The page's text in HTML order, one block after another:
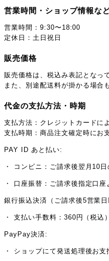
営業時間・ショップ情報な
営業時間：9:30〜18:00
定休日：土日祝日
販売価格
販売価格は、税込み表記となっ
また、別途配送料が掛かる場合
代金の支払方法・時期
支払方法：クレジットカードに
支払時期：商品注文確定時にお
PAY ID あと払い:
・ コンビニ：ご請求後翌月10
・ 口座振替：ご請求後指定口
銀行振込決済（ご請求後5営業日
・ 支払い手数料：360円（税込）
PayPay決済:
・ ショップにて発送処理後お支